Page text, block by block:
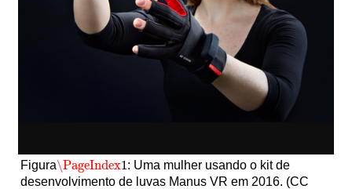
Figura\PageIndex1
\PageIndex1: Uma mulher usando o kit de
desenvolvimento de luvas Manus VR em 2016. (CC